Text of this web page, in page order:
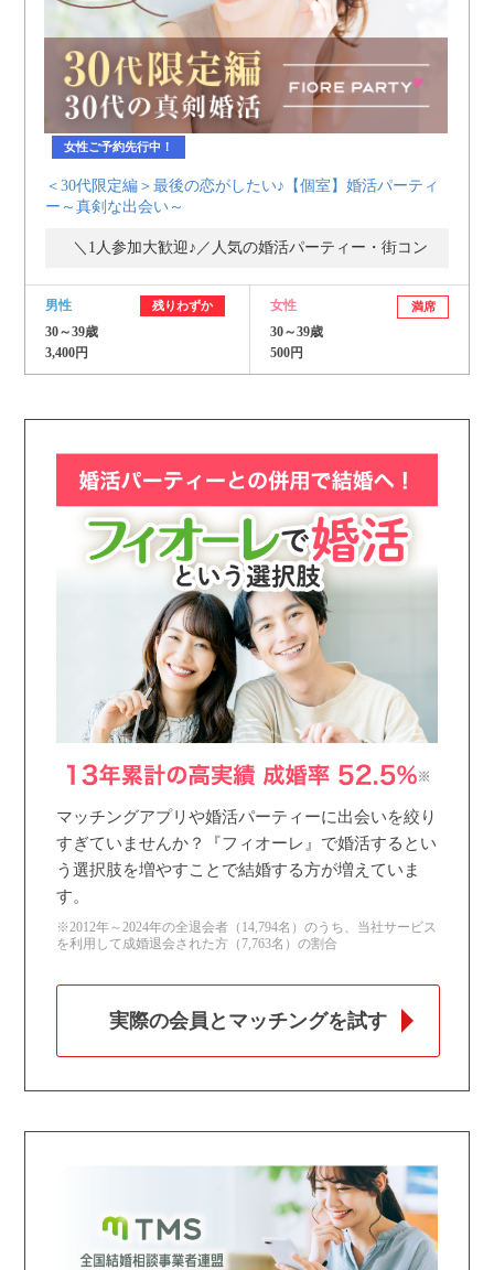
女性ご予約先行中！
＜30代限定編＞最後の恋がしたい♪【個室】婚活パーティ
ー～真剣な出会い～
＼1人参加大歓迎♪／人気の婚活パーティー・街コン
男性 残りわずか
30～39歳
3,400円
女性 満席
30～39歳
500円
マッチングアプリや婚活パーティーに出会いを絞り
すぎていませんか？『フィオーレ』で婚活するとい
う選択肢を増やすことで結婚する方が増えていま
す。
※2012年～2024年の全退会者（14,794名）のうち、当社サービス
を利用して成婚退会された方（7,763名）の割合
実際の会員とマッチングを試す